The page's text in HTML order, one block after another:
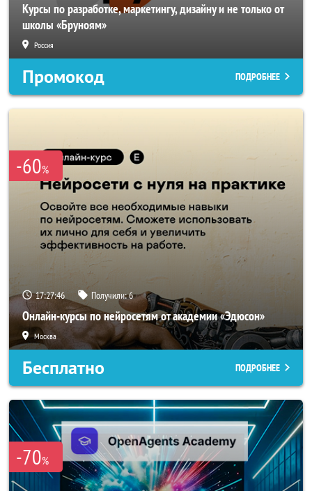
Курсы по разработке, маркетингу, дизайну и не только от
школы «Бруноям»
Россия
Промокод ПОДРОБНЕЕ
-60%
17:27:46 Получили:6
Онлайн-курсы по нейросетям от академии «Эдюсон»
Москва
Бесплатно ПОДРОБНЕЕ
-70%